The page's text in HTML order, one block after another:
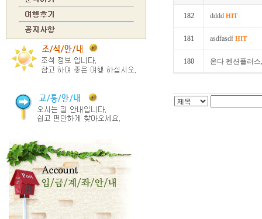
182 dddd HIT
181 asdfasdf HIT
180 온다 펜션플러